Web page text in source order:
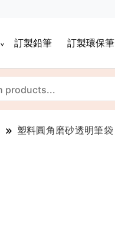
訂製鉛筆 訂製環保筆
塑料圓角磨砂透明筆袋